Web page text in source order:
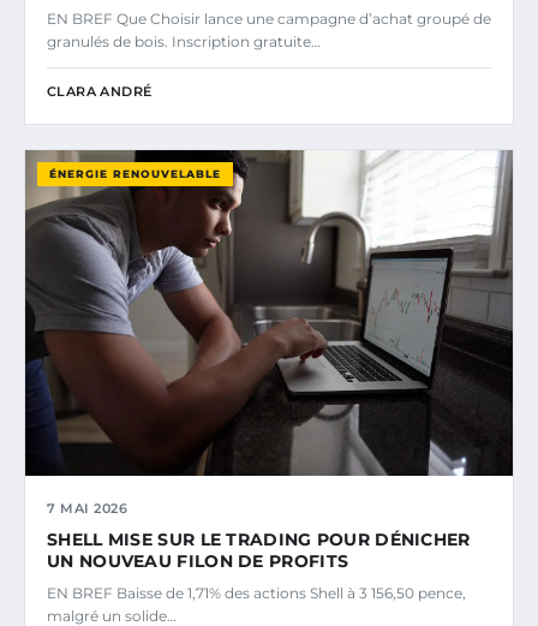
EN BREF Que Choisir lance une campagne d’achat groupé de
granulés de bois. Inscription gratuite…
CLARA ANDRÉ
ÉNERGIE RENOUVELABLE
7 MAI 2026
SHELL MISE SUR LE TRADING POUR DÉNICHER
UN NOUVEAU FILON DE PROFITS
EN BREF Baisse de 1,71% des actions Shell à 3 156,50 pence,
malgré un solide…